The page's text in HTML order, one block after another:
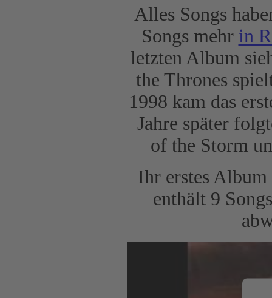
Alles Songs
Songs mehr in
letzten Album
the Thrones
1998 kam das
Jahre später
of the Storm
Ihr erstes
enthält 9